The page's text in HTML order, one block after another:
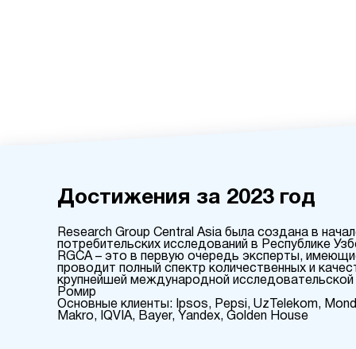
Достижения за 2023 год
Research Group Central Asia была создана в
потребительских исследований в Республике
RGCA – это в первую очередь эксперты,
проводит полный спектр количественных и
крупнейшей международной
Ромир
Основные клиенты: Ipsos, Pepsi, UzTelekom,
Makro, IQVIA, Bayer, Yandex, Golden House